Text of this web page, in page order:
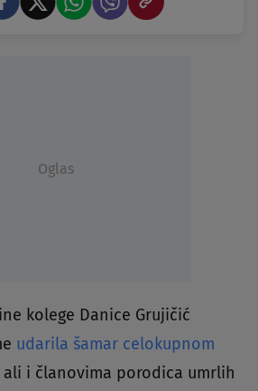
Oglas
kolege Danice Grujičić
udarila šamar celokupnom
ali i članovima porodica umrlih